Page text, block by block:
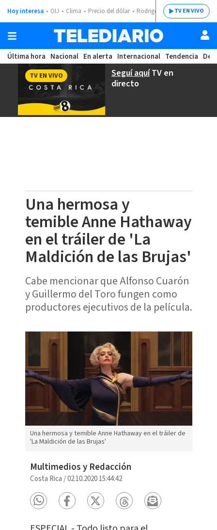
Hoy interesa OIJ Clima Precio del dólar Rodrigo ChavesTV EN VIVO
Última hora Nacional En alerta Internacional Tendencia
Seguí aquíTV en
directo
TV EN VIVO
Una hermosa y
temible Anne Hathaway
en el tráiler de 'La
Maldición de las Brujas'
Cabe mencionar que Alfonso Cuarón
y Guillermo del Toro fungen como
productores ejecutivos de la película.
Una hermosa y temible Anne Hathaway en el tráiler de
'La Maldición de las Brujas'
Multimedios y Redacción
Costa Rica /02.10.2020 15:44:42